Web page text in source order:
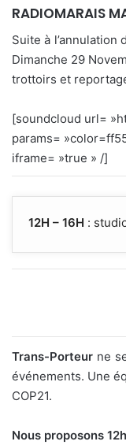
RADIOMARAIS
Suite à l’annulation
Dimanche 29
trottoirs et
[soundcloud url=
params=
iframe= »true » /]
12H – 16H :
Trans-Porteur ne
événements. Une
COP21.
Nous proposons